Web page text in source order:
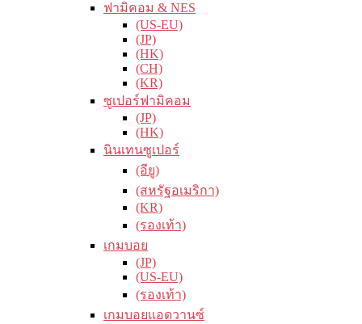
ฟามิคอม & NES
(US-EU)
(JP)
(HK)
(CH)
(KR)
ซูเปอร์ฟามิคอม
(JP)
(HK)
นินเทนซูเปอร์
(อียู)
(สหรัฐอเมริกา)
(KR)
(รองเท้า)
เกมบอย
(JP)
(US-EU)
(รองเท้า)
เกมบอยแอดวานซ์